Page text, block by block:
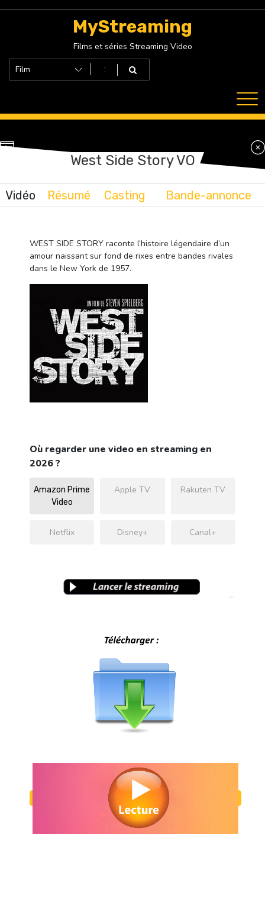
MyStreaming
Films et séries Streaming Video
West Side Story VO
Vidéo Résumé Casting Bande-annonce
WEST SIDE STORY raconte l’histoire légendaire d’un
amour naissant sur fond de rixes entre bandes rivales
dans le New York de 1957.
Où regarder une video en streaming en
2026 ?
Amazon Prime
Video
Apple TV Rakuten TV
Netflix Disney+ Canal+